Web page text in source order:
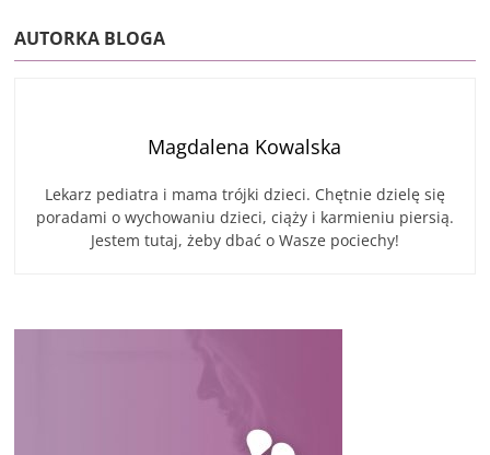
AUTORKA BLOGA
Magdalena Kowalska
Lekarz pediatra i mama trójki dzieci. Chętnie dzielę się
poradami o wychowaniu dzieci, ciąży i karmieniu piersią.
Jestem tutaj, żeby dbać o Wasze pociechy!